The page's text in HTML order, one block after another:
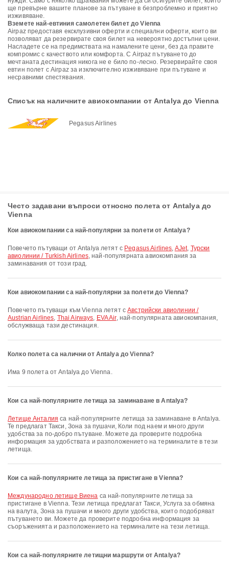
ще превърне вашите планове за пътуване в безпроблемно и приятно
изживяване.
Вземете най-евтиния самолетен билет до Vienna
Airpaz предоставя ексклузивни оферти и специални оферти, които ви
позволяват да резервирате своя билет на невероятно достъпни цени.
Насладете се на предимствата на намалените цени, без да правите
компромис с качеството или комфорта. С Airpaz пътуването до
мечтаната дестинация никога не е било по-лесно. Резервирайте своя
евтин полет с Airpaz за изключително изживяване при пътуване и
несравними спестявания.
Списък на наличните авиокомпании от Antalya до Vienna
Pegasus Airlines
Често задавани въпроси относно полета от Antalya до
Vienna
Кои авиокомпании са най-популярни за полети от Antalya?
Повечето пътуващи от Antalya летят с Pegasus Airlines, AJet, Турски
авиолинии / Turkish Airlines, най-популярната авиокомпания за
заминавания от този град.
Кои авиокомпании са най-популярни за полети до Vienna?
Повечето пътуващи към Vienna летят сАвстрийски авиолинии /
Austrian Airlines, Thai Airways, EVA Air, най-популярната авиокомпания,
обслужваща тази дестинация.
Колко полета са налични от Antalya до Vienna?
Има 9 полета от Antalya до Vienna.
Кои са най-популярните летища за заминаване в Antalya?
Летище Анталия са най-популярните летища за заминаване в Antalya.
Те предлагат Такси, Зона за пушачи, Коли под наем и много други
удобства за по-добро пътуване. Можете да проверите подробна
информация за удобствата и разположението на терминалите в тези
летища.
Кои са най-популярните летища за пристигане в Vienna?
Международно летище Виена са най-популярните летища за
пристигане в Vienna. Тези летища предлагат Такси, Услуга за обмяна
на валута, Зона за пушачи и много други удобства, които подобряват
пътуването ви. Можете да проверите подробна информация за
съоръженията и разположението на терминалите на тези летища.
Кои са най-популярните летищни маршрути от Antalya?